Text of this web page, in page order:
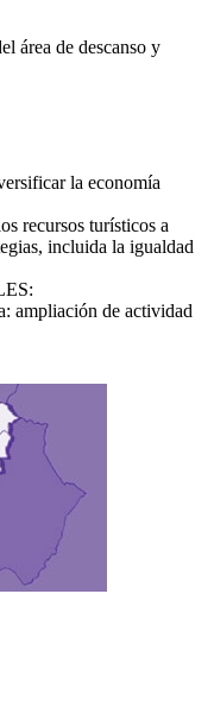
área de descanso y
la economía
recursos turísticos a
incluida la igualdad
ampliación de actividad